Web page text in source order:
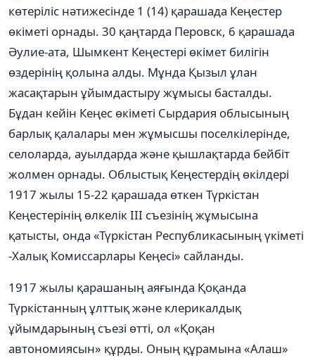
көтеріліс нәтижесінде 1 (14) қарашада Кеңестер
өкіметі орнады. 30 қаңтарда Перовск, 6 қарашада
Әулие-ата, Шымкент Кеңестері өкімет билігін
өздерінің қолына алды. Мұнда Қызыл ұлан
жасақтарын ұйымдастыру жұмысы басталды.
Бұдан кейін Кеңес өкіметі Сырдария облысының
барлық қалалары мен жұмысшы поселкілерінде,
селоларда, ауылдарда және қышлақтарда бейбіт
жолмен орнады. Облыстық Кеңестердің өкілдері
1917 жылы 15-22 қарашада өткен Түркістан
Кеңестерінің өлкелік III съезінің жұмысына
қатысты, онда «Түркістан Республикасының үкіметі
-Халық Комиссарлары Кеңесі» сайланды.
1917 жылы қарашаның аяғында Қоқанда
Түркістанның ұлттық және клерикалдық
ұйымдарының съезі өтті, ол «Қоқан
автономиясын» құрды. Оның құрамына «Алаш»